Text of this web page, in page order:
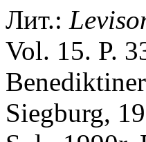
Лит.:
Vol. 15. P.
Siegburg,